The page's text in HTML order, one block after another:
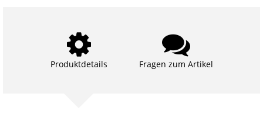
Produktdetails Fragen zum Artikel